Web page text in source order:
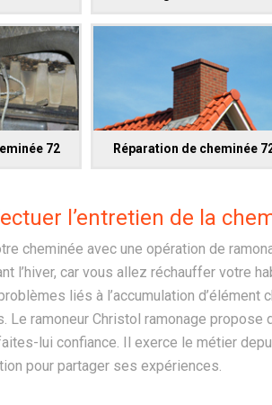
72 Réparation de cheminée
l’entretien de la
cheminée avec une opération de
l’hiver, car vous allez réchauffer votre
liés à l’accumulation d’élément
ramoneur Christol ramonage propose
lui confiance. Il exerce le métier
pour partager ses expériences.